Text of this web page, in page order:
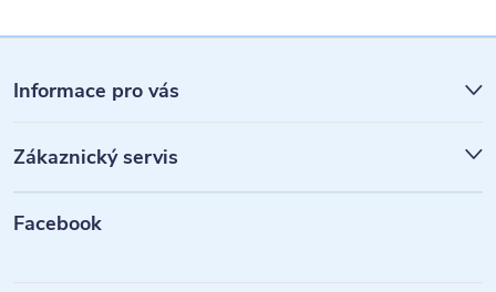
á
p
a
Informace pro vás
Zákaznický servis
Facebook